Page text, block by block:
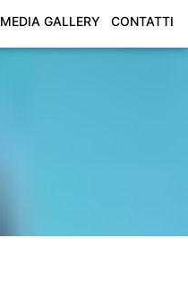
MEDIA GALLERY CONTATTI